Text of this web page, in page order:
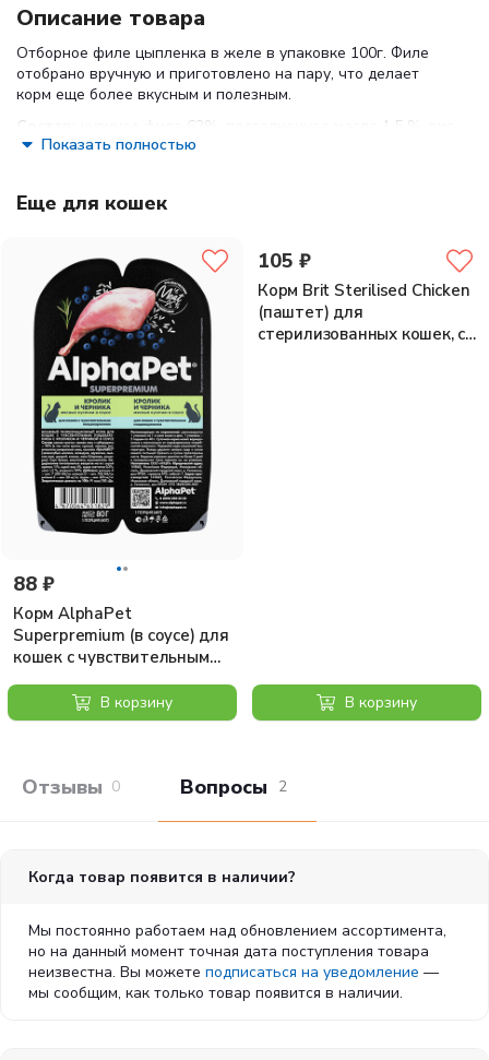
Описание товара
Отборное филе цыпленка в желе в упаковке 100г. Филе
отобрано вручную и приготовлено на пару, что делает
корм еще более вкусным и полезным.
Состав:
куриное филе 62%, подсолнечное масло 1,5 %, рис
1%, минеральные вещества.
МЕ, вит. E 180 мг, таурин 200 мг, гептагидрат сульфата
пентагидрат сульфата меди 3 мг.
Питательная ценность: белок 12,5%, масла и жиры 2%,
клетчатка 0,1%, минеральные вещества 1%, влажность
84%, 85,2 ккал / 100г.
Показать полностью
Еще для кошек
88 ₽
Корм AlphaPet
Superpremium (в соусе) для
кошек с чувствительным
пищеварением, с кроликом
и черникой, 80 г
В корзину
105 ₽
Корм Brit Sterilised Chicken
(паштет) для
стерилизованных кошек, с
В корзину
Отзывы покупателей
0 Вопросы и
2
Когда товар появится в наличии?
Мы постоянно работаем над обновлением ассортимента,
но на данный момент точная дата поступления товара
неизвестна. Вы можете подписаться на уведомление —
мы сообщим, как только товар появится в наличии.